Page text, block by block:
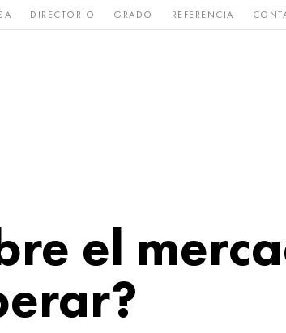
DIRECTORIO GRADO REFERENCIA
acero Raro y
el